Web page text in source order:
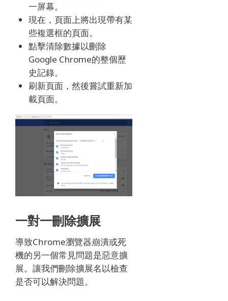
一屏幕。
現在，頁面上將出現帶有某
些複選框的頁面。
點擊清除數據以刪除
Google Chrome的整個歷
史記錄。
刷新頁面，然後嘗試重新加
載頁面。
一對一刪除擴展
導致Chrome瀏覽器崩潰或死
機的另一個常見問題是惡意擴
展。 讓我們刪除擴展名以檢查
是否可以解決問題。